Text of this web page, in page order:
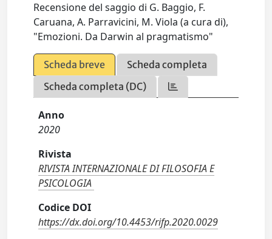
Recensione del saggio di G. Baggio, F.
Caruana, A. Parravicini, M. Viola (a cura di),
"Emozioni. Da Darwin al pragmatismo"
Scheda breve
Scheda completa
Scheda completa (DC)
Anno
2020
Rivista
RIVISTA INTERNAZIONALE DI FILOSOFIA E
PSICOLOGIA
Codice DOI
https://dx.doi.org/10.4453/rifp.2020.0029